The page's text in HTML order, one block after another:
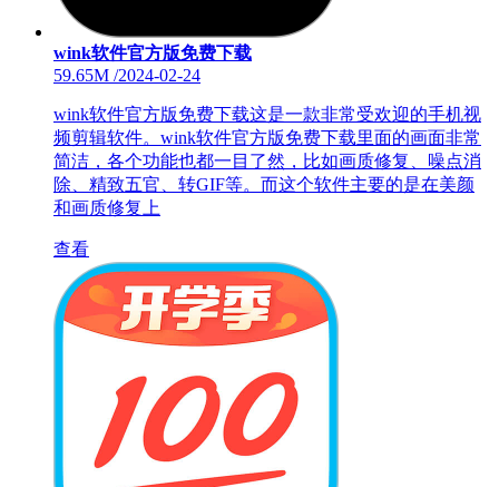
wink软件官方版免费下载
59.65M /2024-02-24
wink软件官方版免费下载这是一款非常受欢迎的手机视
频剪辑软件。wink软件官方版免费下载里面的画面非常
简洁，各个功能也都一目了然，比如画质修复、噪点消
除、精致五官、转GIF等。而这个软件主要的是在美颜
和画质修复上
查看